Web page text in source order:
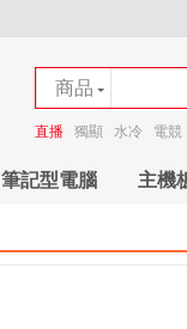
商品
商店
直播 獨顯 水冷 電競
筆記型電腦 主機